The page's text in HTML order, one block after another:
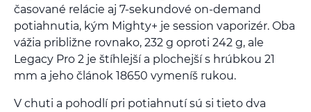
časované relácie aj 7-sekundové on-demand
potiahnutia, kým Mighty+ je session vaporizér. Oba
vážia približne rovnako, 232 g oproti 242 g, ale
Legacy Pro 2 je štíhlejší a plochejší s hrúbkou 21
mm a jeho článok 18650 vymeníš rukou.
V chuti a pohodlí pri potiahnutí sú si tieto dva